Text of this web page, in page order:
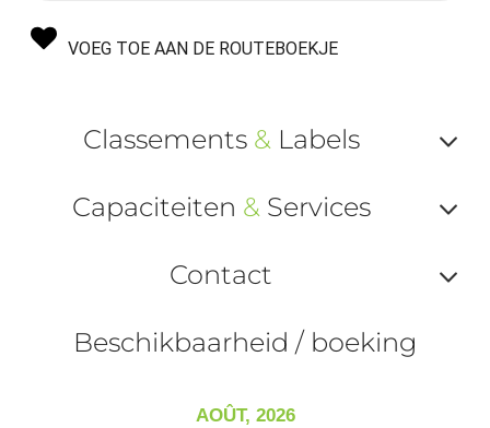
VOEG TOE AAN DE ROUTEBOEKJE
Classements &Labels
ou
Capaciteiten &Services
ou
Contact
Beschikbaarheid / boeking
AOÛT, 2026